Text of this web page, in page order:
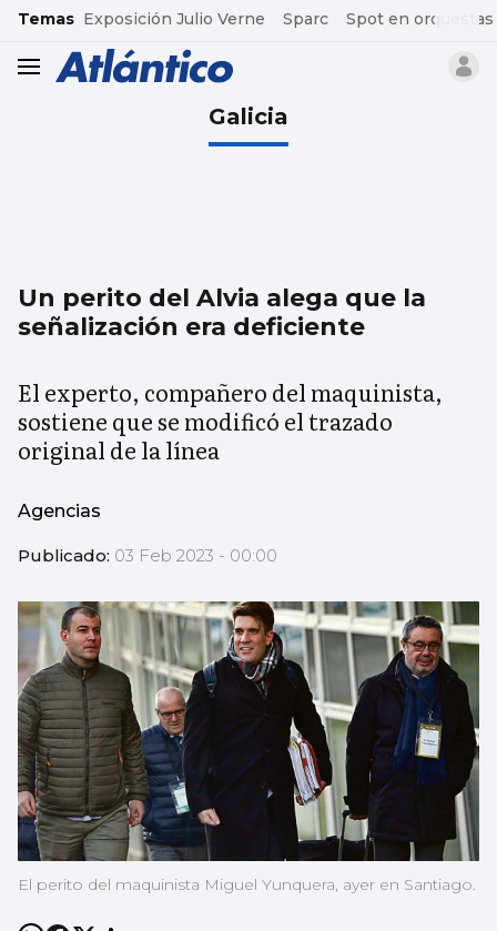
common.go-to-content
Temas Exposición Julio Verne Sparc Spot en orquestas
header.menu.open
Galicia
Un perito del Alvia alega que la
señalización era deficiente
El experto, compañero del maquinista,
sostiene que se modificó el trazado
original de la línea
Agencias
Publicado: 03 Feb 2023 - 00:00
El perito del maquinista Miguel Yunquera, ayer en Santiago.